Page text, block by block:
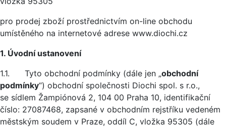
pro prodej zboží prostřednictvím on-line obchodu
umístěného na internetové adrese www.diochi.cz
1. Úvodní ustanovení
1.1. Tyto obchodní podmínky (dále jen „obchodní
podmínky“) obchodní společnosti Diochi spol. s r.o.,
se sídlem Žampiónová 2, 104 00 Praha 10, identifikační
číslo: 27087468, zapsané v obchodním rejstříku vedeném
městským soudem v Praze, oddíl C, vložka 95305 (dále